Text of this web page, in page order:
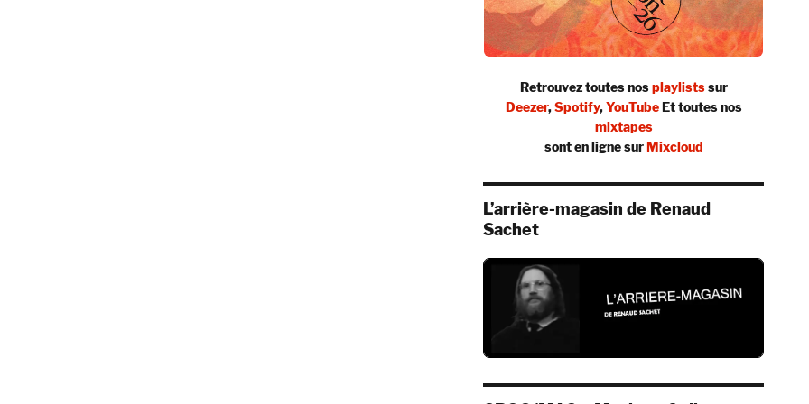
Retrouvez toutes nosplaylistssur
Deezer,Spotify,YouTubeEt toutes nos
mixtapes
sont en ligne surMixcloud
L’arrière-magasin de Renaud
Sachet